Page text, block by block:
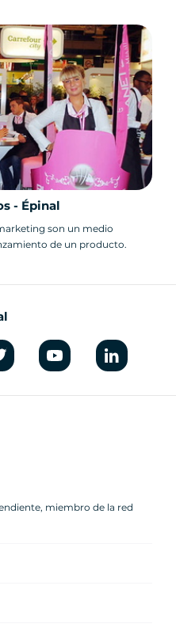
- Épinal
son un medio
de un producto.
miembro de la red